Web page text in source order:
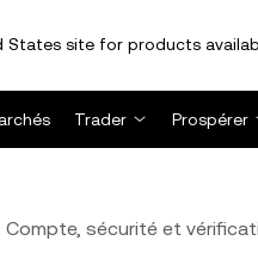
site for products
Trader Prospérer
Compte, sécurité et